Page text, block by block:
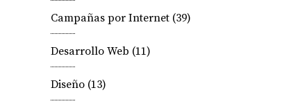
Campañas por Internet(39)
Desarrollo Web (11)
Diseño(13)